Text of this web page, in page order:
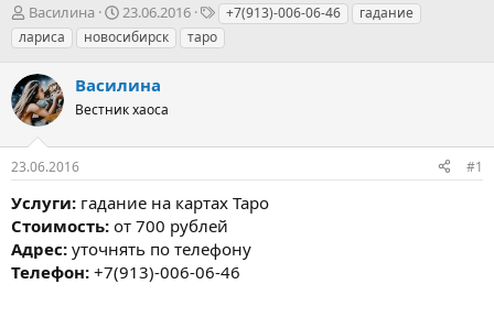
А
в
т
о
р
т
е
м
ы
Василина
Д
а
т
н
а
а
23.06.2016
Т
е
г
+7(913)-006-06-46
гадание
лариса
новосибирск таро
Василина
Вестник хаоса
23.06.2016 #1
Услуги: гадание на картах Таро
Стоимость: от 700 рублей
Адрес: уточнять по телефону
Телефон: +7(913)-006-06-46